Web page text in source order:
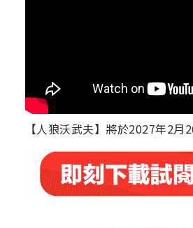
【人狼沃武夫】將於2027年2月